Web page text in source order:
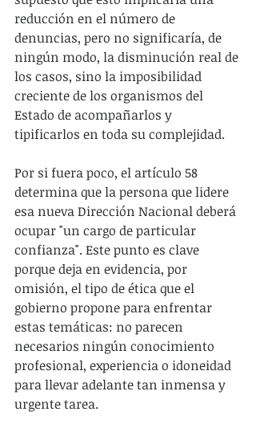
reducción en el número de
denuncias, pero no significaría, de
ningún modo, la disminución real de
los casos, sino la imposibilidad
creciente de los organismos del
Estado de acompañarlos y
tipificarlos en toda su complejidad.
Por si fuera poco, el artículo 58
determina que la persona que lidere
esa nueva Dirección Nacional deberá
ocupar "un cargo de particular
confianza". Este punto es clave
porque deja en evidencia, por
omisión, el tipo de ética que el
gobierno propone para enfrentar
estas temáticas: no parecen
necesarios ningún conocimiento
profesional, experiencia o idoneidad
para llevar adelante tan inmensa y
urgente tarea.